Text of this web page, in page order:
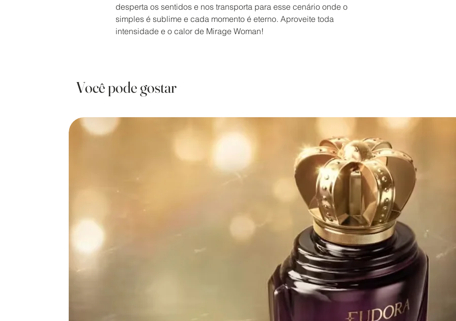
desperta os sentidos e nos transporta para esse cenário onde o
simples é sublime e cada momento é eterno. Aproveite toda
intensidade e o calor de Mirage Woman!
Você pode gostar